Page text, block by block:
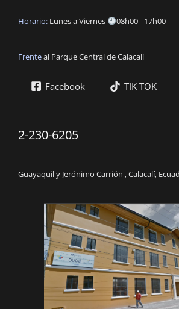
Horario: Lunes a Viernes 08h00 - 17h00
Frenteal Parque Central de Calacalí
Facebook TIK TOK
2-230-6205
Guayaquil y Jerónimo Carrión , Calacalí,